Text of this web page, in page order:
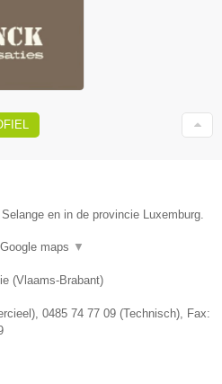
en in de provincie Luxemburg.
Google maps ▼
(Vlaams-Brabant)
0485 74 77 09 (Technisch) , Fax: